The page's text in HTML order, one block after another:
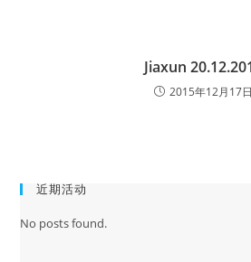
Jiaxun
2015年12月17日
近期活动
No posts found.